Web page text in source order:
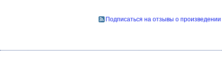
Подписаться на отзывы о произведении